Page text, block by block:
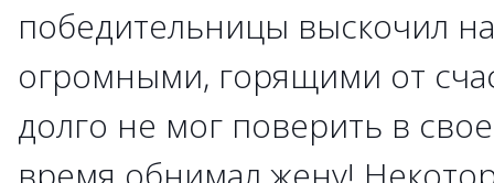
победительницы выскочил
огромными, горящими от
долго не мог поверить в